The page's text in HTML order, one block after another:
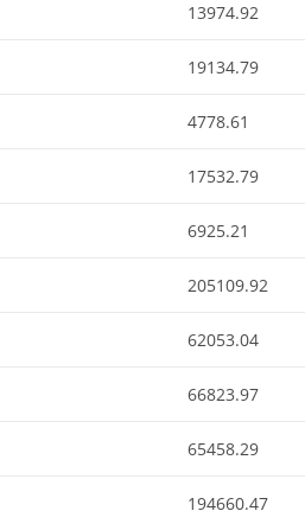
13974.92
19134.79
4778.61
17532.79
6925.21
205109.92
62053.04
66823.97
65458.29
194660.47